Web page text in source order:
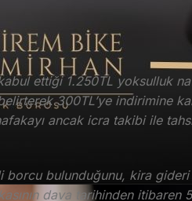
ettiği 1.250TL yoksulluk
300TL’ye indirimine
ancak icra takibi ile
bulunduğunu, kira
dava tarihinden